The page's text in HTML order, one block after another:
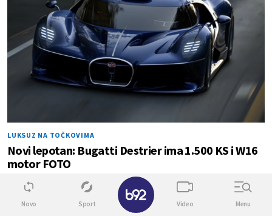
LUKSUZ NA TOČKOVIMA
Novi lepotan: Bugatti Destrier ima 1.500 KS i W16
motor FOTO
0
Novo Sport Video Menu
✕